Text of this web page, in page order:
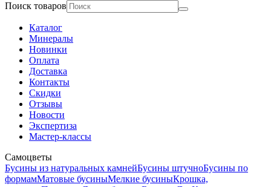
Поиск товаров
Каталог
Минералы
Новинки
Оплата
Доставка
Контакты
Скидки
Отзывы
Новости
Экспертиза
Мастер-классы
Самоцветы
Бусины из натуральных камнейБусины штучноБусины по
формамМатовые бусиныМелкие бусиныКрошка,